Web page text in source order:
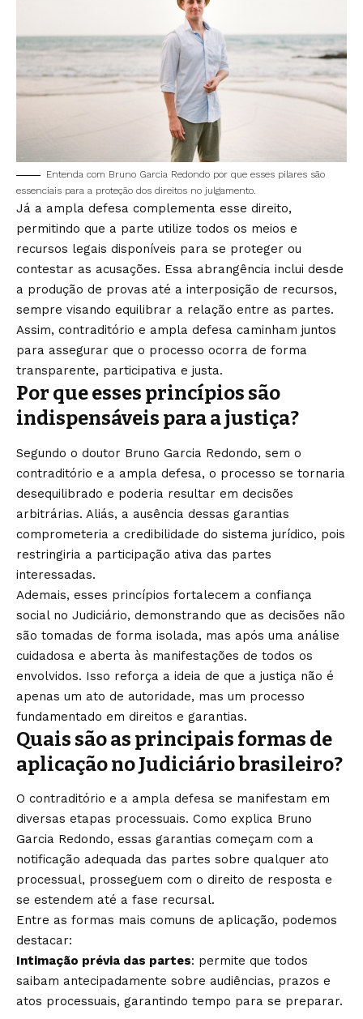
Entenda com Bruno Garcia Redondo por que esses pilares são
essenciais para a proteção dos direitos no julgamento.
Já a ampla defesa complementa esse direito,
permitindo que a parte utilize todos os meios e
recursos legais disponíveis para se proteger ou
contestar as acusações. Essa abrangência inclui desde
a produção de provas até a interposição de recursos,
sempre visando equilibrar a relação entre as partes.
Assim, contraditório e ampla defesa caminham juntos
para assegurar que o processo ocorra de forma
transparente, participativa e justa.
Por que esses princípios são
indispensáveis para a justiça?
Segundo o doutor Bruno Garcia Redondo, sem o
contraditório e a ampla defesa, o processo se tornaria
desequilibrado e poderia resultar em decisões
arbitrárias. Aliás, a ausência dessas garantias
comprometeria a credibilidade do sistema jurídico, pois
restringiria a participação ativa das partes
interessadas.
Ademais, esses princípios fortalecem a confiança
social no Judiciário, demonstrando que as decisões não
são tomadas de forma isolada, mas após uma análise
cuidadosa e aberta às manifestações de todos os
envolvidos. Isso reforça a ideia de que a justiça não é
apenas um ato de autoridade, mas um processo
fundamentado em direitos e garantias.
Quais são as principais formas de
aplicação no Judiciário brasileiro?
O contraditório e a ampla defesa se manifestam em
diversas etapas processuais. Como explica Bruno
Garcia Redondo, essas garantias começam com a
notificação adequada das partes sobre qualquer ato
processual, prosseguem com o direito de resposta e
se estendem até a fase recursal.
Entre as formas mais comuns de aplicação, podemos
destacar:
Intimação prévia das partes: permite que todos
saibam antecipadamente sobre audiências, prazos e
atos processuais, garantindo tempo para se preparar.